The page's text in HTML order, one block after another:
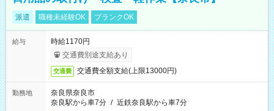
派遣 職種未経験OK ブランクOK
給与
時給1170円
交通費別途支給あり
交通費 交通費全額支給(上限13000円)
勤務地
奈良県奈良市
奈良駅から車7分 / 近鉄奈良駅から車7分